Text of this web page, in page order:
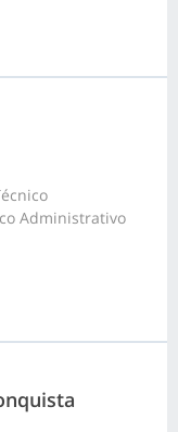
Administrativo